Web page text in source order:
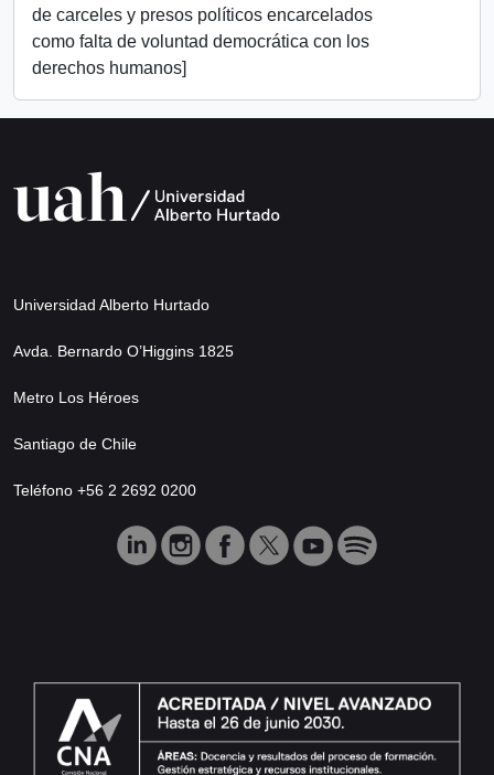
de carceles y presos políticos encarcelados
como falta de voluntad democrática con los
derechos humanos]
Universidad Alberto Hurtado
Avda. Bernardo O’Higgins 1825
Metro Los Héroes
Santiago de Chile
Teléfono +56 2 2692 0200